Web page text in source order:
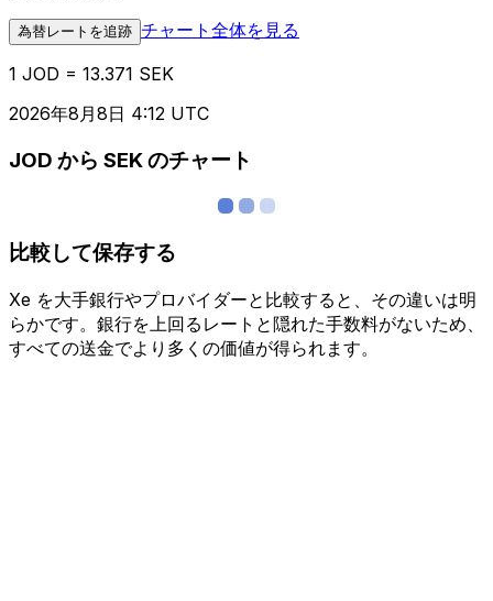
為替レートを追跡 チャート全体を見る
1 JOD = 13.371 SEK
2026年8月8日 4:12 UTC
JOD から SEK のチャート
比較して保存する
Xe を大手銀行やプロバイダーと比較すると、その違いは明
らかです。銀行を上回るレートと隠れた手数料がないため、
すべての送金でより多くの価値が得られます。